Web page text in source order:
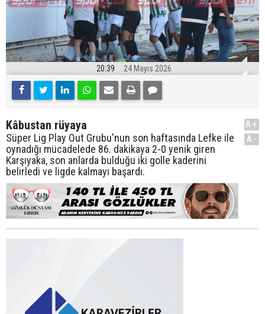
20:39 24 Mayıs 2026
Kâbustan rüyaya
Süper Lig Play Out Grubu'nun son haftasında Lefke ile
oynadığı mücadelede 86. dakikaya 2-0 yenik giren
Karşıyaka, son anlarda bulduğu iki golle kaderini
belirledi ve ligde kalmayı başardı.
A+
A-